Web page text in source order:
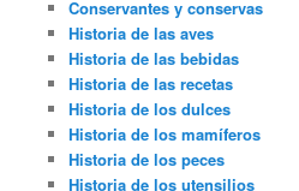
Conservantes y conservas
Historia de las aves
Historia de las bebidas
Historia de las recetas
Historia de los dulces
Historia de los mamíferos
Historia de los peces
Historia de los utensilios